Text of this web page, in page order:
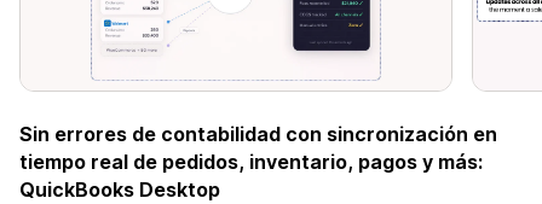
Sin errores de contabilidad con sincronización en
tiempo real de pedidos, inventario, pagos y más:
QuickBooks Desktop